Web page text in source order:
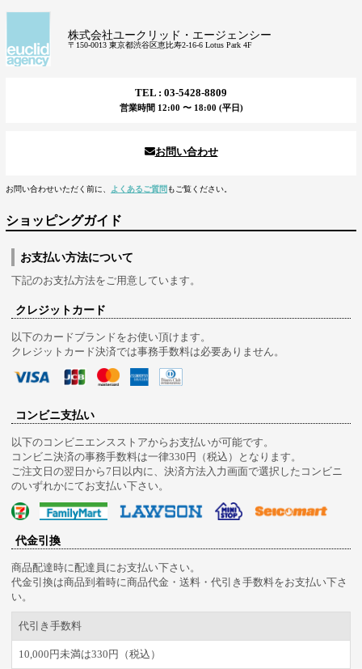
株式会社ユークリッド・エージェンシー
〒150-0013 東京都渋谷区恵比寿2-16-6 Lotus Park 4F
TEL : 03-5428-8809
営業時間 12:00 〜 18:00 (平日)
お問い合わせ
お問い合わせいただく前に、 よくあるご質問 もご覧ください。
ショッピングガイド
お支払い方法について
下記のお支払方法をご用意しています。
クレジットカード
以下のカードブランドをお使い頂けます。
クレジットカード決済では事務手数料は必要ありません。
コンビニ支払い
以下のコンビニエンスストアからお支払いが可能です。
コンビニ決済の事務手数料は一律330円（税込）となります。
ご注文日の翌日から7日以内に、決済方法入力画面で選択したコンビニ
のいずれかにてお支払い下さい。
代金引換
商品配達時に配達員にお支払い下さい。
代金引換は商品到着時に商品代金・送料・代引き手数料をお支払い下さ
い。
代引き手数料
10,000円未満は330円（税込）